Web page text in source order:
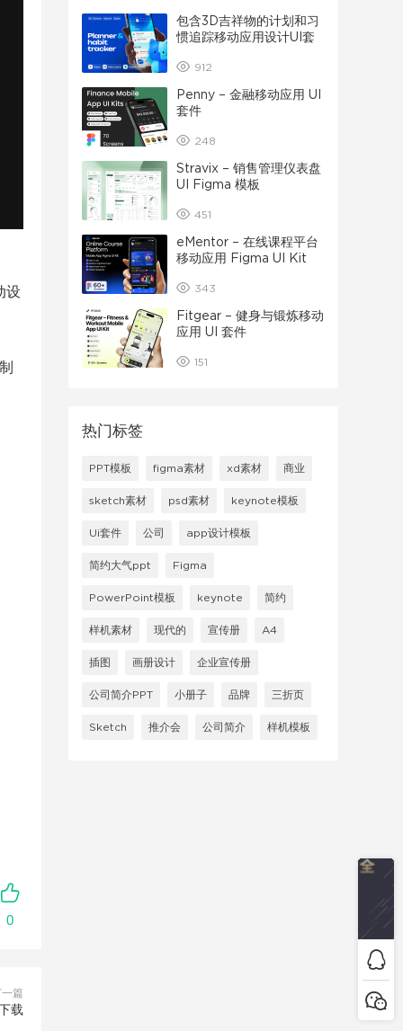
设
0
篇
载
包含3D吉祥物的计划和习
惯追踪移动应用设计UI套
912
Penny – 金融移动应用 UI
套件
248
Stravix – 销售管理仪表盘
UI Figma 模板
451
eMentor – 在线课程平台
移动应用 Figma UI Kit
343
Fitgear – 健身与锻炼移动
应用 UI 套件
151
热门标签
PPT模板 figma素材 xd素材 商业
sketch素材 psd素材 keynote模板
Ui套件 公司 app设计模板
简约大气ppt Figma
PowerPoint模板 keynote 简约
样机素材 现代的 宣传册 A4
插图 画册设计 企业宣传册
公司简介PPT 小册子 品牌 三折页
Sketch 推介会 公司简介 样机模板